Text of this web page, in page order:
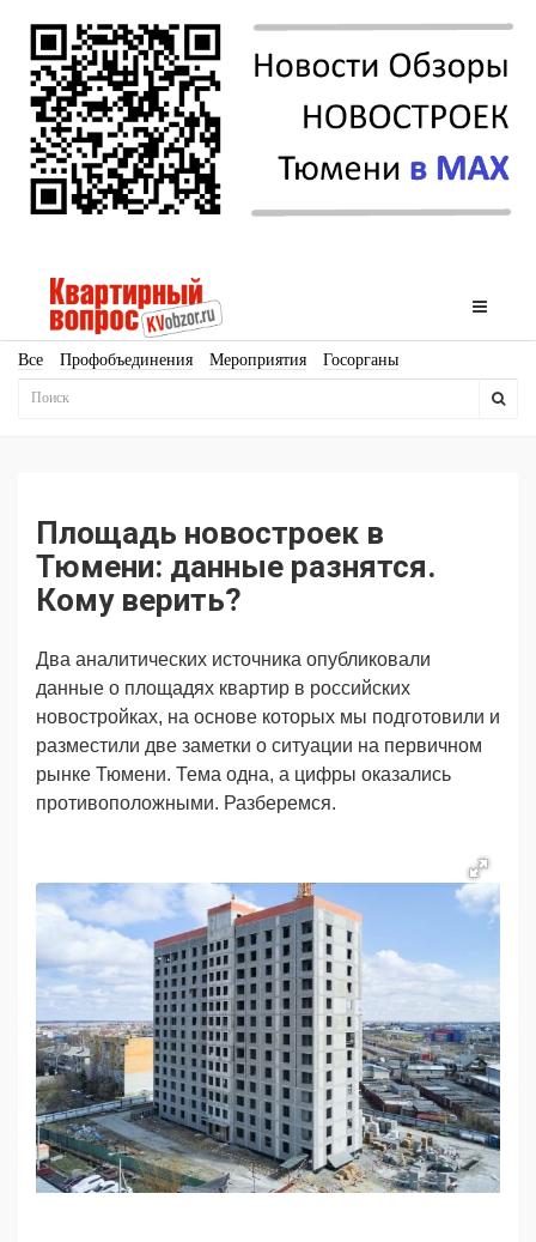
Все Профобъединения Мероприятия Госорганы
Новостройки
Продвижение Поздравляем
Ещё
Площадь новостроек в
Тюмени: данные разнятся.
Кому верить?
Два аналитических источника опубликовали
данные о площадях квартир в российских
новостройках, на основе которых мы подготовили и
разместили две заметки о ситуации на первичном
рынке Тюмени. Тема одна, а цифры оказались
противоположными. Разберемся.